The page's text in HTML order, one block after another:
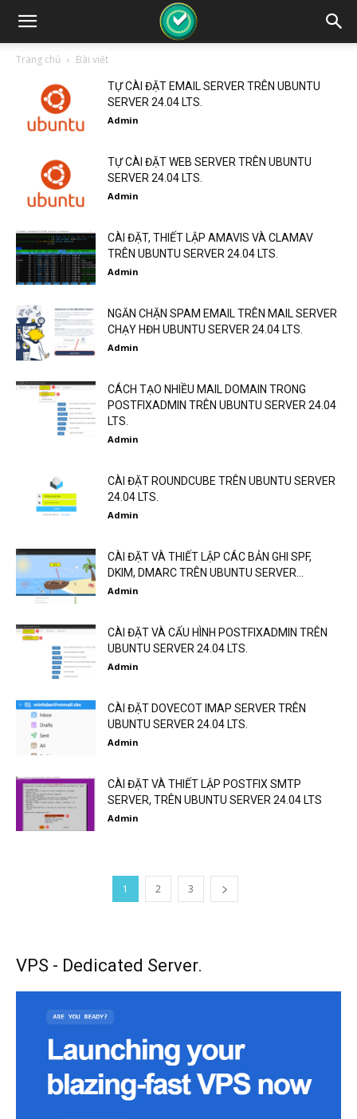
Trang chủ Bài viết
TỰ CÀI ĐẶT EMAIL SERVER TRÊN UBUNTU
SERVER 24.04 LTS.
Admin
TỰ CÀI ĐẶT WEB SERVER TRÊN UBUNTU
SERVER 24.04 LTS.
Admin
CÀI ĐẶT, THIẾT LẬP AMAVIS VÀ CLAMAV
TRÊN UBUNTU SERVER 24.04 LTS.
Admin
NGĂN CHẶN SPAM EMAIL TRÊN MAIL SERVER
CHẠY HĐH UBUNTU SERVER 24.04 LTS.
Admin
CÁCH TẠO NHIỀU MAIL DOMAIN TRONG
POSTFIXADMIN TRÊN UBUNTU SERVER 24.04
LTS.
Admin
CÀI ĐẶT ROUNDCUBE TRÊN UBUNTU SERVER
24.04 LTS.
Admin
CÀI ĐẶT VÀ THIẾT LẬP CÁC BẢN GHI SPF,
DKIM, DMARC TRÊN UBUNTU SERVER...
Admin
CÀI ĐẶT VÀ CẤU HÌNH POSTFIXADMIN TRÊN
UBUNTU SERVER 24.04 LTS.
Admin
CÀI ĐẶT DOVECOT IMAP SERVER TRÊN
UBUNTU SERVER 24.04 LTS.
Admin
CÀI ĐẶT VÀ THIẾT LẬP POSTFIX SMTP
SERVER, TRÊN UBUNTU SERVER 24.04 LTS
Admin
1 2 3
VPS - Dedicated Server.